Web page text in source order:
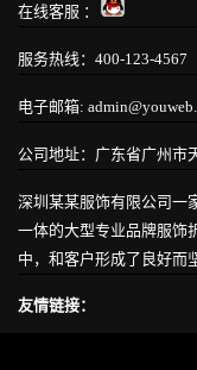
在线客服 ：
服务热线：400-123-4567
电子邮箱:
公司地址：广东省广州市
深圳某某服饰有限公司一
一体的大型专业品牌服饰
中，和客户形成了良好而
友情链接：